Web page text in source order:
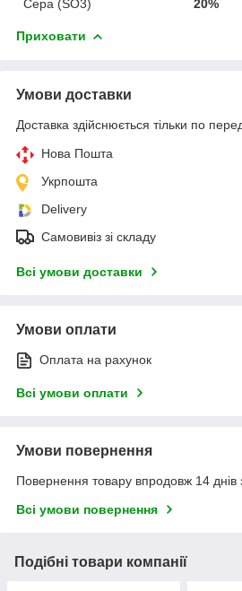
Сера (SO3)
20%
Приховати
Умови доставки
Доставка здійснюється тільки по
Нова Пошта
Укрпошта
Delivery
Самовивіз зі складу
Всі умови доставки
Умови оплати
Оплата на рахунок
Всі умови оплати
Умови повернення
Повернення товару впродовж 14 днів
Всі умови повернення
Подібні товари компанії